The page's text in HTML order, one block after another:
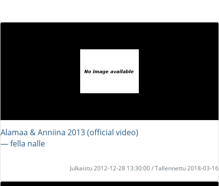
Alamaa & Anniina 2013 (official video)
― fella nalle
Julkaistu 2012-12-28 13:30:00 / Tallennettu 2018-03-16